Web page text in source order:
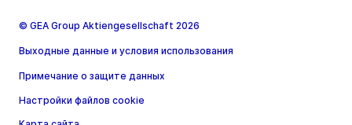
© GEA Group Aktiengesellschaft 2026
Выходные данные и условия использования
Примечание о защите данных
Настройки файлов cookie